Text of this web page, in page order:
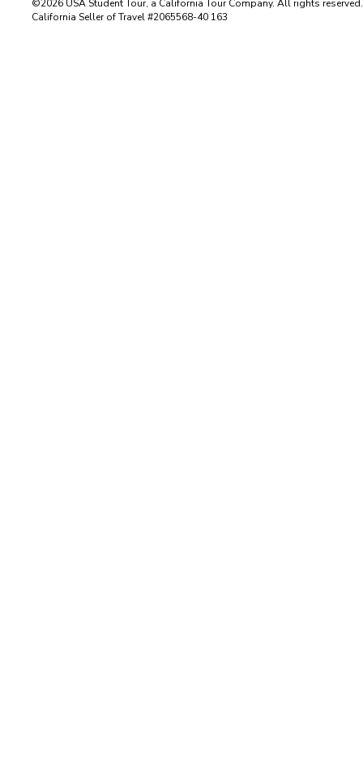
©2026 USA Student Tour, a California Tour Company. All rights reserved.
California Seller of Travel #2065568-40 163